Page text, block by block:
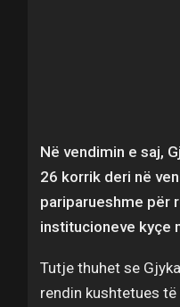
Në vendimin e saj,
26 korrik deri në
pariparueshme për
institucioneve kyçe
Tutje thuhet se
rendin kushtetues